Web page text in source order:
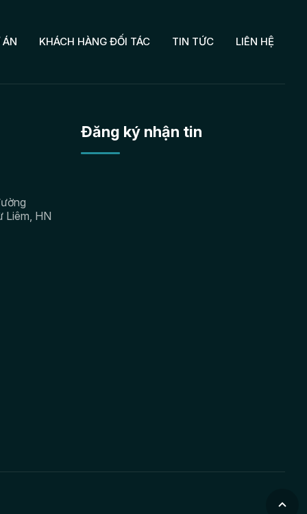
ÁN KHÁCH HÀNG ĐỐI TÁC TIN TỨC LIÊN HỆ
Liêm, HN
Đăng ký nhận tin